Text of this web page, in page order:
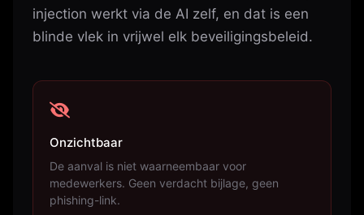
injection werkt via de AI zelf, en dat is een
blinde vlek in vrijwel elk beveiligingsbeleid.
Onzichtbaar
De aanval is niet waarneembaar voor
medewerkers. Geen verdacht bijlage, geen
phishing-link.